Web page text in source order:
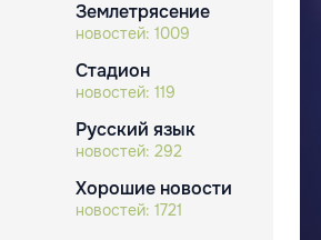
Землетрясение
новостей: 1009
Стадион
новостей: 119
Русский язык
новостей: 292
Хорошие новости
новостей: 1721